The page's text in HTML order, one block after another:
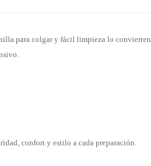
para colgar y fácil limpieza lo convierten
confort y estilo a cada preparación.